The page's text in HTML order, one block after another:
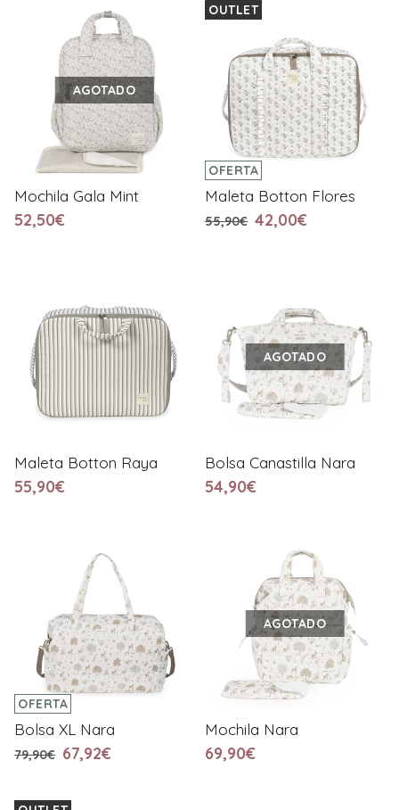
AGOTADO
Mochila Gala Mint
52,50€
OFERTA
OUTLET
Maleta Botton Flores
55,90€ 42,00€
Maleta Botton Raya
55,90€
AGOTADO
Bolsa Canastilla Nara
54,90€
OFERTA
Bolsa XL Nara
79,90€ 67,92€
AGOTADO
Mochila Nara
69,90€